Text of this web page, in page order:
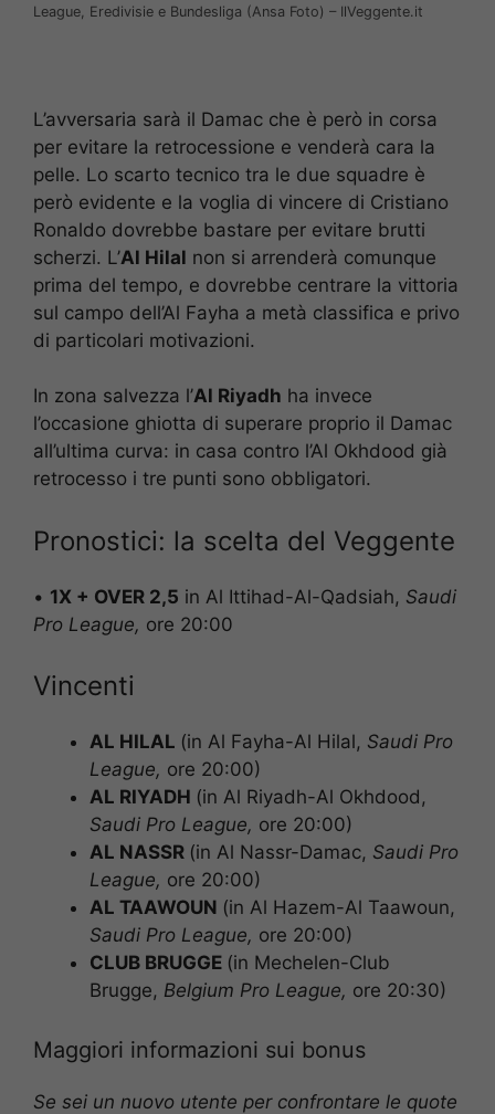
League, Eredivisie e Bundesliga (Ansa Foto) – IlVeggente.it
L’avversaria sarà il Damac che è però in corsa
per evitare la retrocessione e venderà cara la
pelle. Lo scarto tecnico tra le due squadre è
però evidente e la voglia di vincere di Cristiano
Ronaldo dovrebbe bastare per evitare brutti
scherzi. L’Al Hilal non si arrenderà comunque
prima del tempo, e dovrebbe centrare la vittoria
sul campo dell’Al Fayha a metà classifica e privo
di particolari motivazioni.
In zona salvezza l’Al Riyadh ha invece
l’occasione ghiotta di superare proprio il Damac
all’ultima curva: in casa contro l’Al Okhdood già
retrocesso i tre punti sono obbligatori.
Pronostici: la scelta del Veggente
• 1X + OVER 2,5 in Al Ittihad-Al-Qadsiah, Saudi
Pro League, ore 20:00
Vincenti
AL HILAL (in Al Fayha-Al Hilal, Saudi Pro
League, ore 20:00)
AL RIYADH (in Al Riyadh-Al Okhdood,
Saudi Pro League, ore 20:00)
AL NASSR (in Al Nassr-Damac, Saudi Pro
League, ore 20:00)
AL TAAWOUN (in Al Hazem-Al Taawoun,
Saudi Pro League, ore 20:00)
CLUB BRUGGE (in Mechelen-Club
Brugge, Belgium Pro League, ore 20:30)
Maggiori informazioni sui bonus
Se sei un nuovo utente per confrontare le quote